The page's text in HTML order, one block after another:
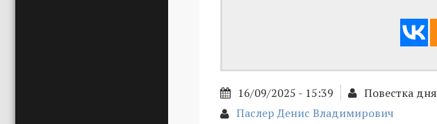
16/09/2025 - 15:39 Повестка дня
Паслер Денис Владимирович